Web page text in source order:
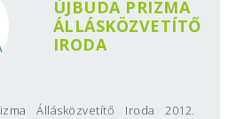
ÚJBUDA PRIZMA
ÁLLÁSKÖZVETÍTŐ
IRODA
Állásközvetítő Iroda 2012.